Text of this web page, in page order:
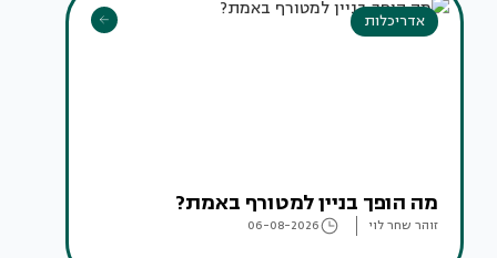
אדריכלות
מה הופך בניין למטורף באמת?
זוהר שחר לוי 06-08-2026